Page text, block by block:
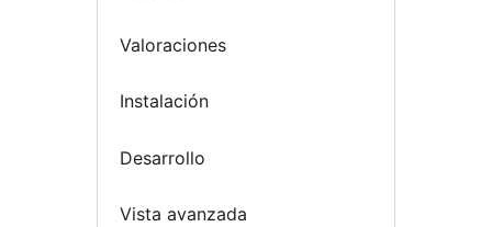
Valoraciones
Instalación
Desarrollo
Vista avanzada